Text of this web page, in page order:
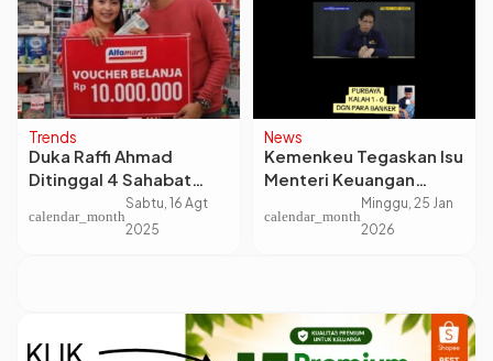
Trends
Duka Raffi Ahmad
Ditinggal 4 Sahabat
untuk Selamanya,
Terbaru Mpok Alpa
calendar_month
Sabtu, 16 Agt
2025
News
Kemenkeu Tegaskan Isu
Menteri Keuangan
Purbaya Tertipu Bank
Himbara Rp200 Triliun
calendar_month
Minggu, 25 Jan
2026